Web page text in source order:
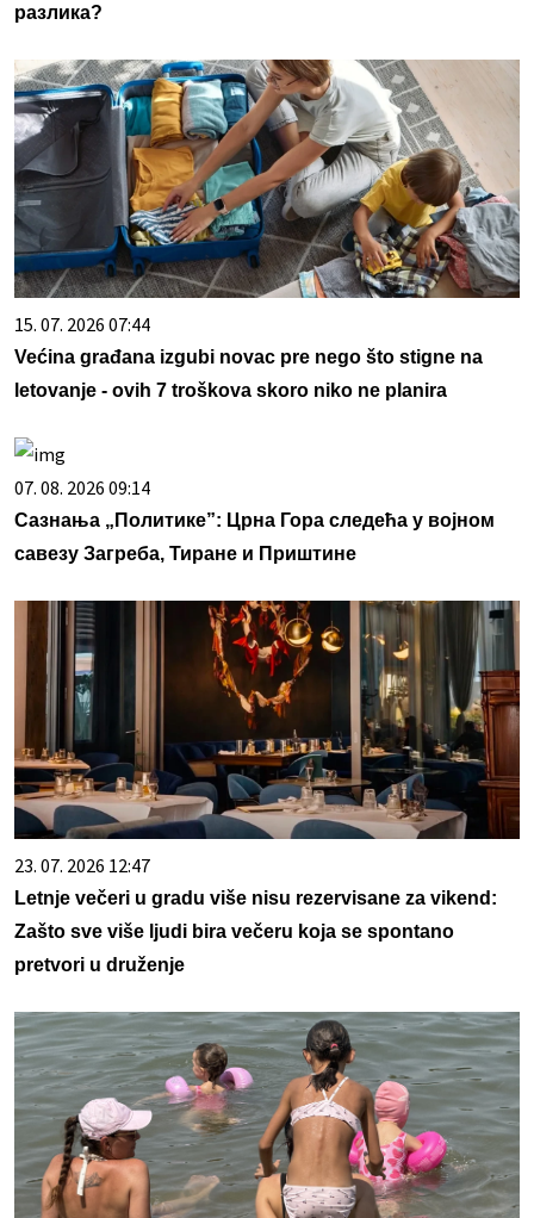
разлика?
15. 07. 2026 07:44
Većina građana izgubi novac pre nego što stigne na
letovanje - ovih 7 troškova skoro niko ne planira
07. 08. 2026 09:14
Сазнања „Политике”: Црна Гора следећа у војном
савезу Загреба, Тиране и Приштине
23. 07. 2026 12:47
Letnje večeri u gradu više nisu rezervisane za vikend:
Zašto sve više ljudi bira večeru koja se spontano
pretvori u druženje